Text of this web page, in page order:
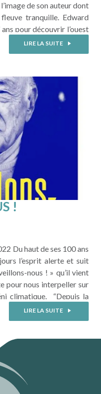
de son auteur dont
tranquille. Edward
pour découvrir l’ouest
dans l'armée américaine
LIRE LA SUITE
!
Du haut de ses 100 ans
l’esprit alerte et suit
nous ! » qu’il vient
pour nous interpeller sur
climatique. “Depuis la
se sont succédé ou ont
LIRE LA SUITE